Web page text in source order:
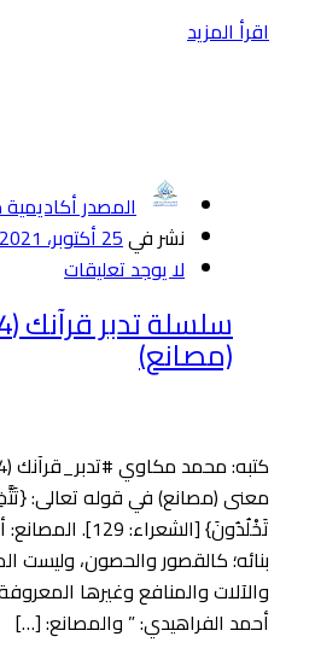
اقرأ المزيد
المصدر
نشر في25 أكتوبر، 2021
لا يوجد تعليقات
(مصانع)
معنى (مصانع) في قوله تعالى:
تَخْلُدُونَ}
بنائه؛ كالقصور والحصون، وليست
والآلات والمنافع وغيرها
أحمد الفراهيدي: ” والمصانع: […]